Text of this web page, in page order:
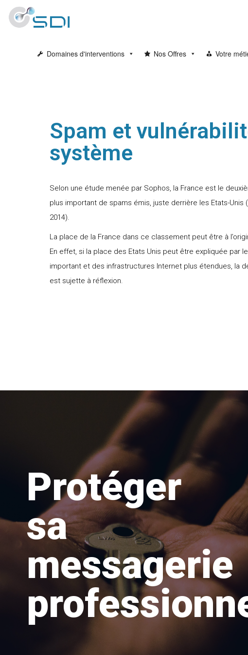
Domaines d'interventions Nos Offres Votre
Spam et
système
Selon une étude menée par Sophos, la France est le
plus important de spams émis, juste derrière les Etats-Unis
2014).
La place de la France dans ce classement peut être à
En effet, si la place des Etats Unis peut être expliquée par
important et des infrastructures Internet plus étendues, la
est sujette à réflexion.
Protéger
sa
messagerie